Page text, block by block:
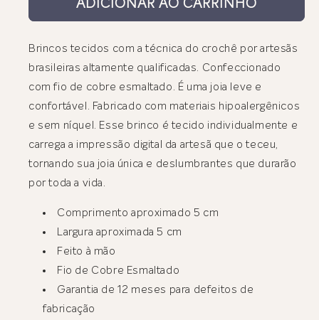
ADICIONAR AO CARRINHO
Brincos tecidos com a técnica do crochê por artesãs
brasileiras altamente qualificadas. Confeccionado
com fio de cobre esmaltado. É uma joia leve e
confortável. Fabricado com materiais hipoalergênicos
e sem níquel. Esse brinco é tecido individualmente e
carrega a impressão digital da artesã que o teceu,
tornando sua joia única e deslumbrantes que durarão
por toda a vida.
Comprimento aproximado 5 cm
Largura aproximada 5 cm
Feito à mão
Fio de Cobre Esmaltado
Garantia de 12 meses para defeitos de
fabricação